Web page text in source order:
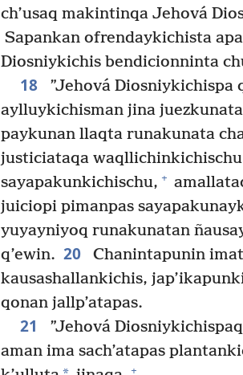
ch’usaq makintinqa Jehová
Sapankan ofrendaykichista
Diosniykichis bendicionninta
18
”Jehová Diosniykichispa
aylluykichisman jina juezkunata
paykunan llaqta runakunata
justiciataqa
sayapakunkichischu, +
juiciopi pimanpas
yuyayniyoq runakunatan
q’ewin. 20 Chanintapunin
kausashallankichis,
qonan jallp’atapas.
21
”Jehová
aman ima sach’atapas
+